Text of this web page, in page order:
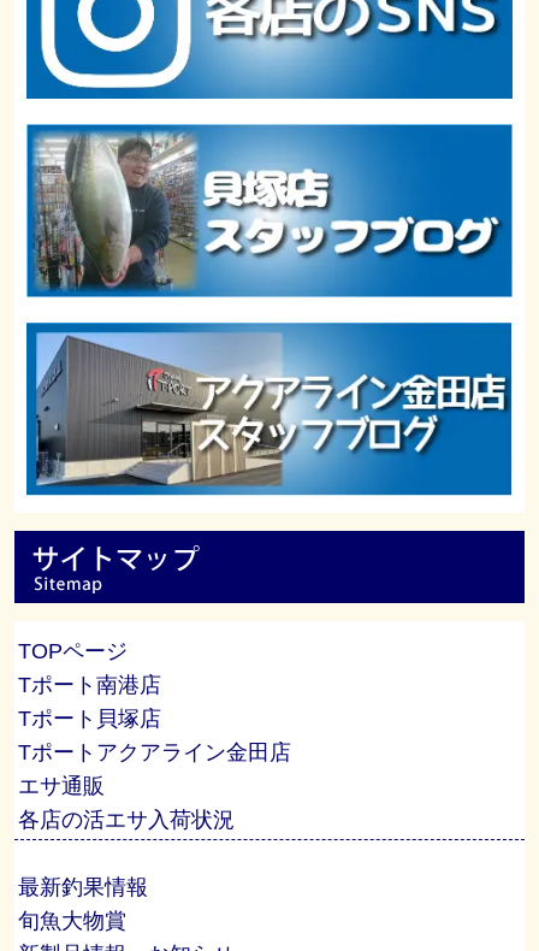
TOPページ
Tポート南港店
Tポート貝塚店
Tポートアクアライン金田店
エサ通販
各店の活エサ入荷状況
最新釣果情報
旬魚大物賞